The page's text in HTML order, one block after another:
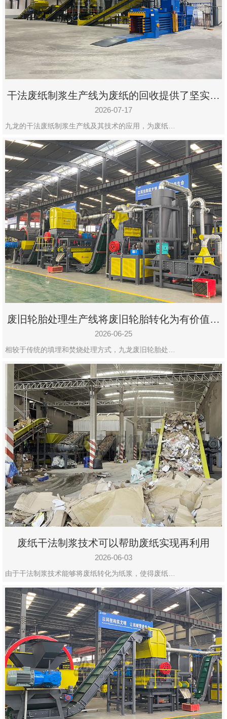
备
19020390
号-1
干法废纸制浆生产线为废纸的回收提供了坚实的
保障
2026-07-17
九龙的干法废纸制浆生产线及其技术的应用，为废纸…
废旧轮胎处理生产线将废旧轮胎转化为有价值的
资源
2026-06-25
相较于传统的填埋和焚烧处理方式，九龙废旧轮胎处…
废纸干法制浆技术可以帮助废纸实现再利用
2026-06-03
由于干法制浆技术能够将废纸转化为纸浆，使得废纸…